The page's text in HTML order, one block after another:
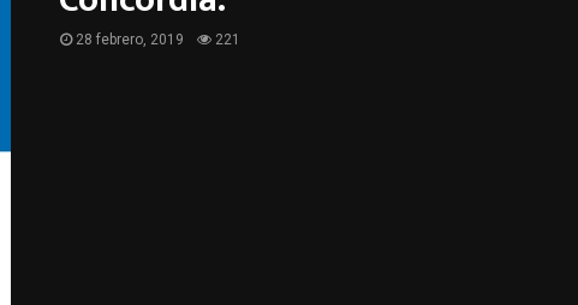
28 febrero, 2019 221